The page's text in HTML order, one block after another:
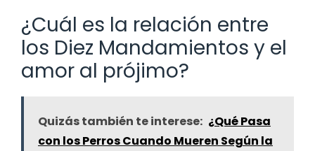
¿Cuál es la relación entre
los Diez Mandamientos y el
amor al prójimo?
Quizás también te interese: ¿Qué Pasa
con los Perros Cuando Mueren Según la